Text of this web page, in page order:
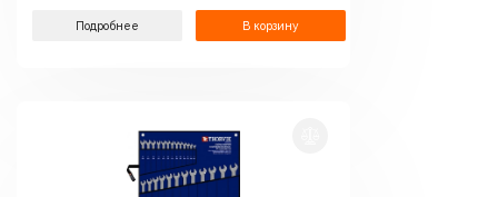
Подробнее В корзину